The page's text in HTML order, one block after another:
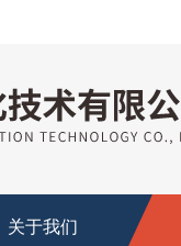
关于我们